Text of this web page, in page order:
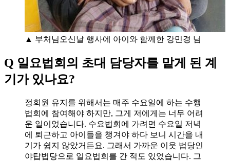
▲ 부처님오신날 행사에 아이와 함께한 강민경 님
Q 일요법회의 초대 담당자를 맡게 된 계
기가 있나요?
정회원 유지를 위해서는 매주 수요일에 하는 수행
법회에 참여해야 하지만, 그게 저에게는 너무 어려
운 일이었습니다. 수요법회에 가려면 수요일 저녁
에 퇴근하고 아이들을 챙겨야 하다 보니 시간을 내
기가 쉽지 않았거든요. 그래서 가까운 이웃 법당인
야탑법당으로 일요법회를 간 적도 있었습니다. 그